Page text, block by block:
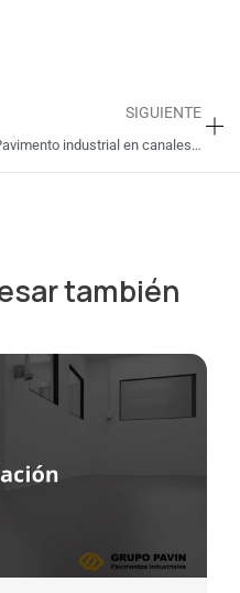
SIGUIENTE
Pavimento industrial en canales y sumideros
también